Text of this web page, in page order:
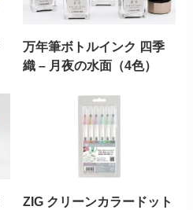
万年筆ボトルインク 四季
織 – 月夜の水面（4色）
ZIG クリーンカラードット